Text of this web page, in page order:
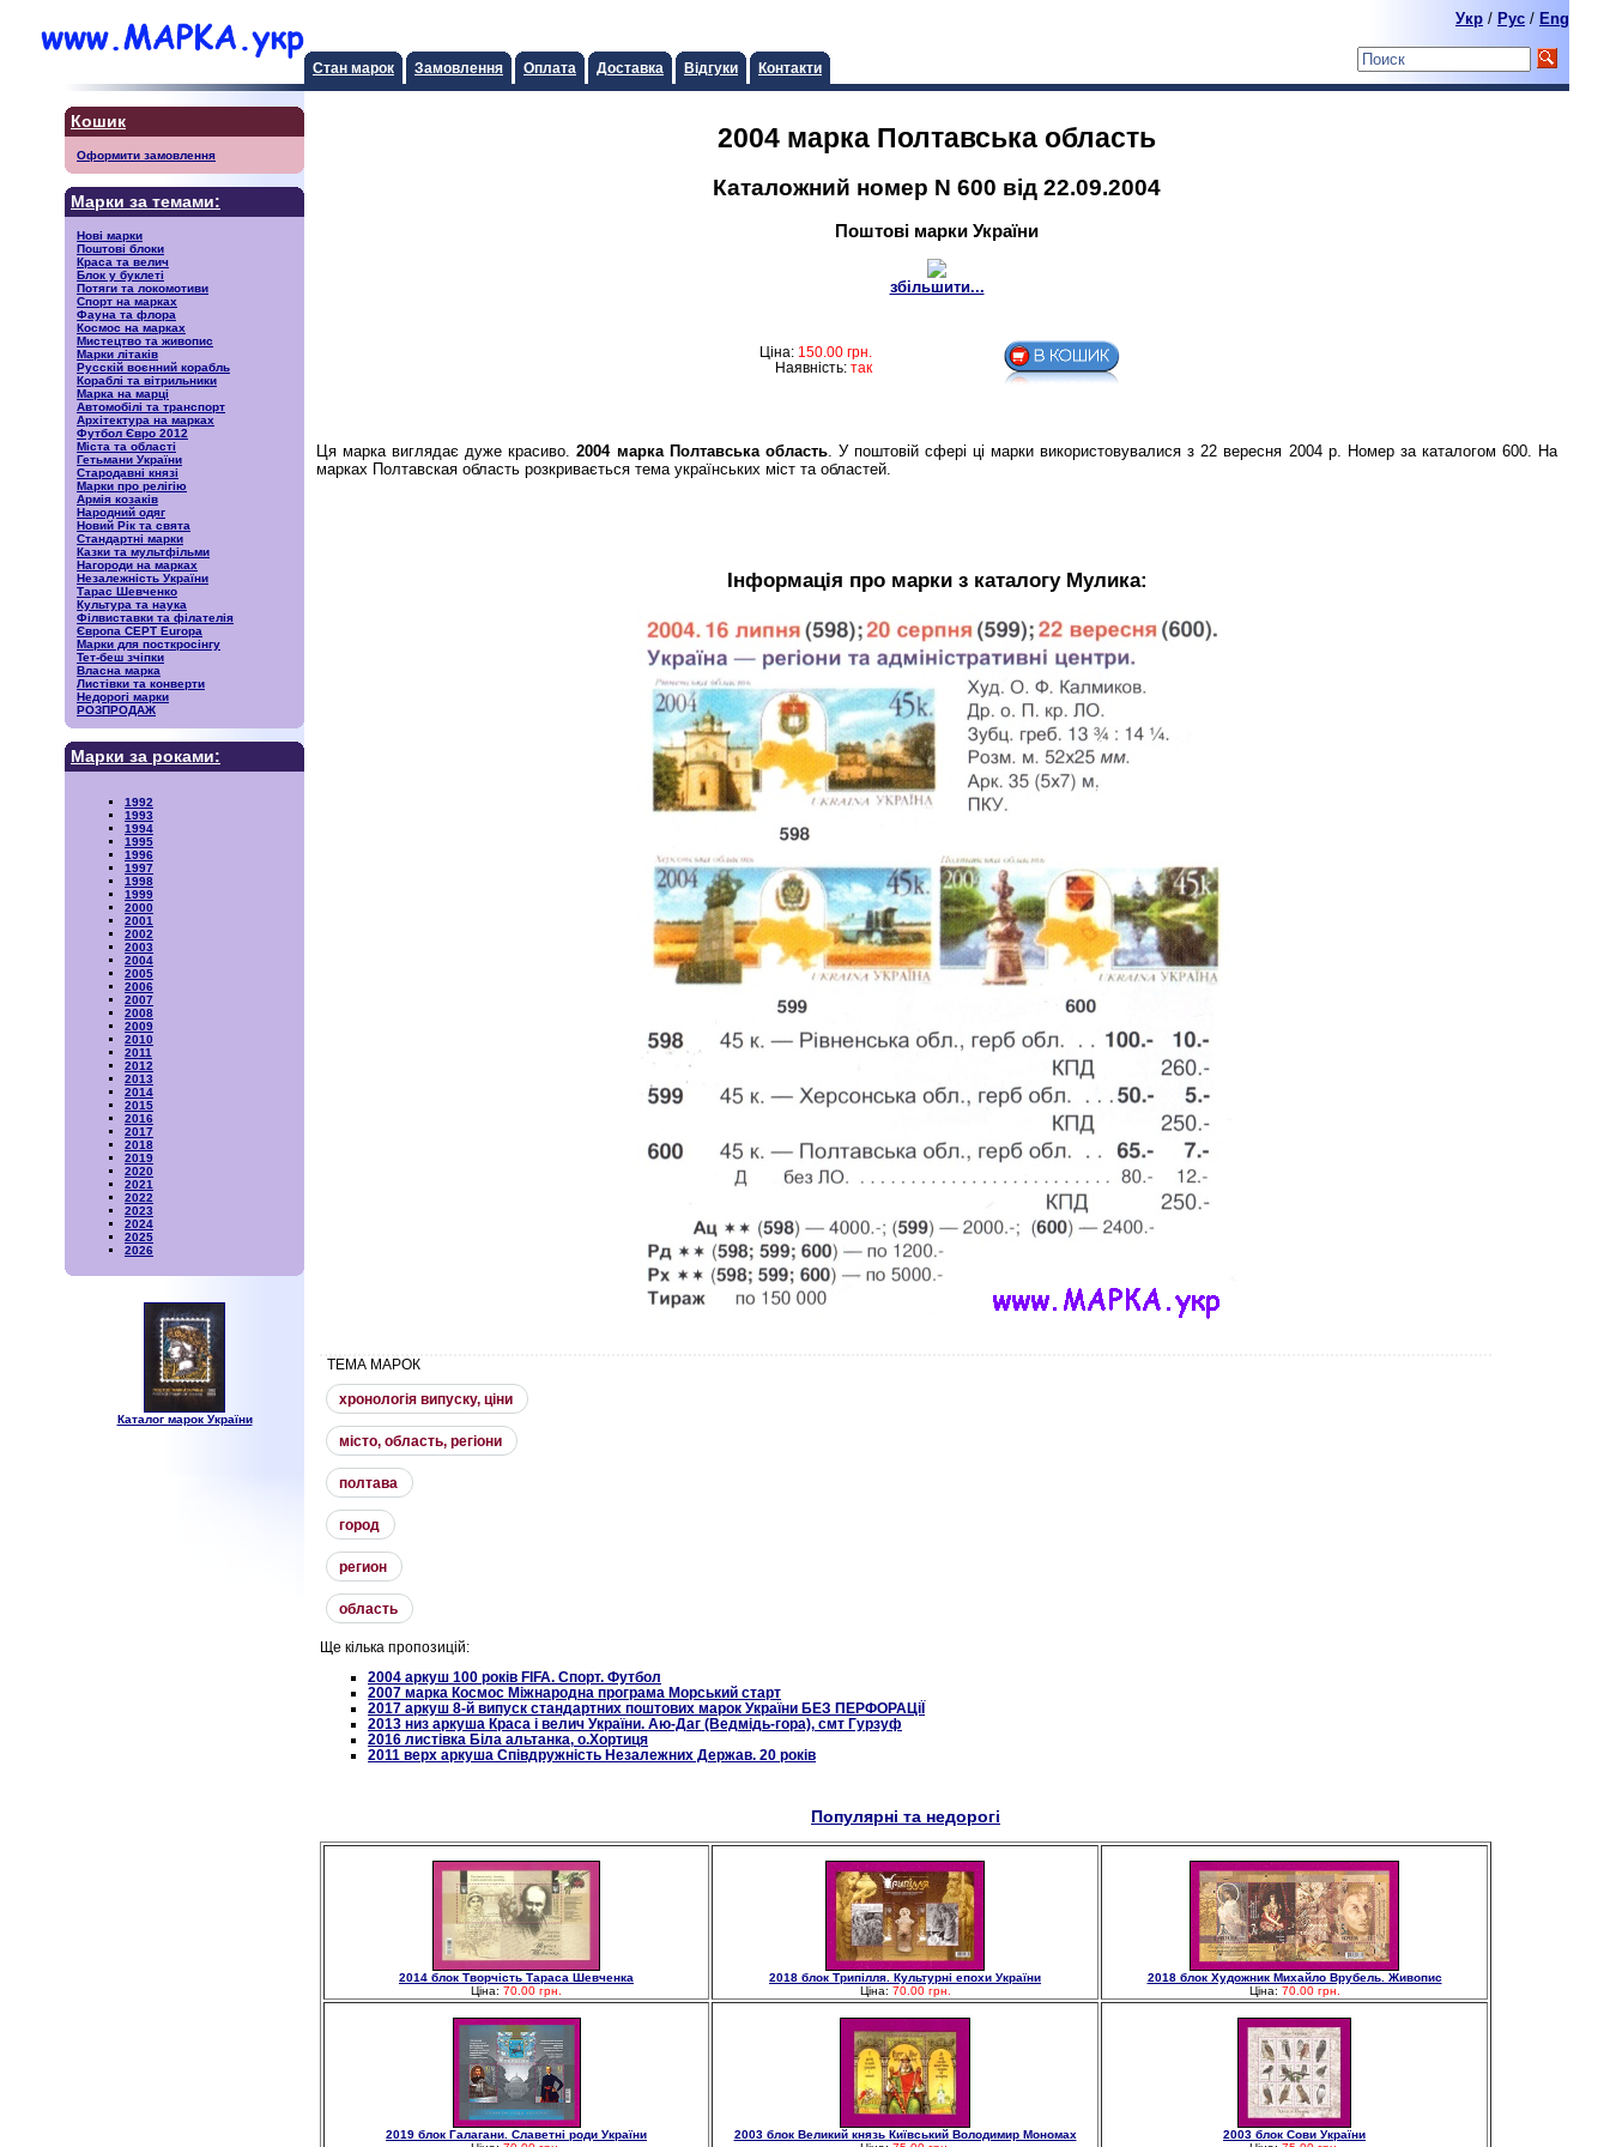
Стан марок Замовлення Оплата Доставка Відгуки Контакти
Укр / Pyc / Eng
Кошик
Оформити замовлення
Марки за темами:
Нові марки
Поштові блоки
Краса та велич
Блок у буклеті
Потяги та локомотиви
Спорт на марках
Фауна та флора
Космос на марках
Мистецтво та живопис
Марки літаків
Русскiй воєнний корабль
Кораблі та вітрильники
Марка на марці
Автомобілі та транспорт
Архітектура на марках
Футбол Євро 2012
Міста та області
Гетьмани України
Стародавні князі
Марки про релігію
Армія козаків
Народний одяг
Новий Рік та свята
Стандартні марки
Казки та мультфільми
Нагороди на марках
Незалежність України
Тарас Шевченко
Культура та наука
Філвиставки та філателія
Європа CEPT Europa
Марки для посткросінгу
Тет-беш зчіпки
Власна марка
Листівки та конверти
Недорогі марки
РОЗПРОДАЖ
Марки за роками:
1992
1993
1994
1995
1996
1997
1998
1999
2000
2001
2002
2003
2004
2005
2006
2007
2008
2009
2010
2011
2012
2013
2014
2015
2016
2017
2018
2019
2020
2021
2022
2023
2024
2025
2026
Каталог марок України
2004 марка Полтавська область
Каталожний номер N 600 від 22.09.2004
Поштові марки України
збільшити...
Ціна: 150.00 грн.
Наявність: так
Ця марка виглядає дуже красиво.2004 марка Полтавська область. У поштовій сфері ці марки використовувалися з 22 вересня 2004 р. Номер за каталогом 600. На
марках Полтавская область розкривається тема українських міст та областей.
Інформація про марки з каталогу Мулика:
ТЕМА МАРОК
хронологiя випуску, цiни
мiсто, область, регiони
полтава
город
регион
область
Ще кілька пропозицій:
2004 аркуш 100 років FІFA. Спорт. Футбол
2007 марка Космос Міжнародна програма Морський старт
2017 аркуш 8-й випуск стандартних поштових марок України БЕЗ ПЕРФОРАЦіЇ
2013 низ аркуша Краса і велич України. Аю-Даг (Ведмідь-гора), смт Гурзуф
2016 листівка Біла альтанка, о.Хортиця
2011 верх аркуша Співдружність Незалежних Держав. 20 років
Популярні та недорогі
2014 блок Творчість Тараса Шевченка
Ціна: 70.00 грн.
2018 блок Трипілля. Культурні епохи України
Ціна: 70.00 грн.
2018 блок Художник Михайло Врубель. Живопис
Ціна: 70.00 грн.
2019 блок Галагани. Славетні роди України
2003 блок Великий князь Київський Володимир Мономах
2003 блок Сови України